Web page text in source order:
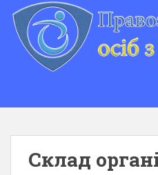
Склад